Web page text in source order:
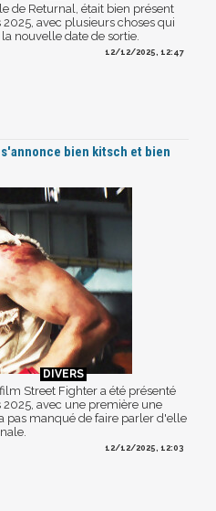
de Returnal, était bien présent
avec plusieurs choses qui
nouvelle date de sortie.
12/12/2025, 12:47
bien kitsch et bien
Street Fighter a été présenté
2025, avec une première une
pas manqué de faire parler d'elle
12/12/2025, 12:03